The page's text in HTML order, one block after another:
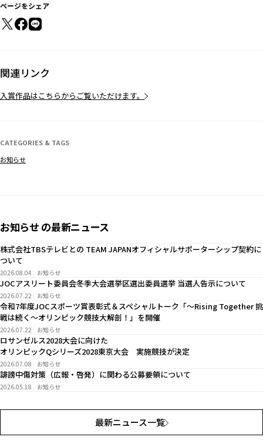
ページをシェア
関連リンク
入賞作品はこちらからご覧いただけます。
CATEGORIES & TAGS
お知らせ
お知らせ の最新ニュース
株式会社TBSテレビとの TEAM JAPANオフィシャルサポーターシップ契約に
ついて
2026.08.04 お知らせ
JOCアスリート委員会冬季大会選挙区選出委員選挙 当選人告示について
2026.07.22 お知らせ
令和7年度JOCスポーツ賞表彰式＆スペシャルトーク「～Rising Together 挑
戦は続く～オリンピック競技大解剖！」を開催
2026.07.22 お知らせ
ロサンゼルス2028大会に向けた
オリンピックQシリーズ2028東京大会 実施競技が決定
2026.07.08 お知らせ
誹謗中傷対策（広報・啓発）に関わる公募要領について
2026.05.18 お知らせ
最新ニュース一覧